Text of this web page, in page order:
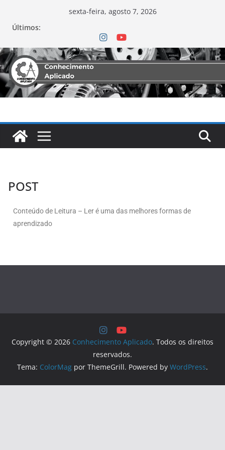
sexta-feira, agosto 7, 2026
Últimos:
POST
Conteúdo de Leitura – Ler é uma das melhores formas de
aprendizado
Copyright © 2026 Conhecimento Aplicado. Todos os direitos
reservados.
Tema: ColorMag por ThemeGrill. Powered by WordPress.